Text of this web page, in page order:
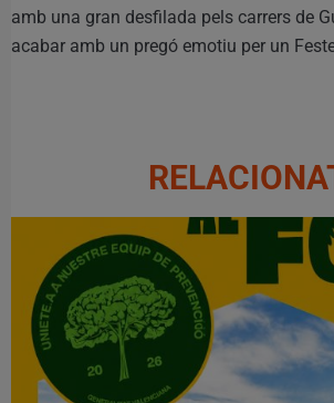
amb una gran desfilada pels carrers de
acabar amb un pregó emotiu per un